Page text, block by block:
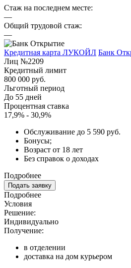
Стаж на последнем месте:
—
Общий трудовой стаж:
—
Кредитная карта ЛУКОЙЛ Банк
Лиц №2209
Кредитный лимит
800 000 руб.
Льготный период
До 55 дней
Процентная ставка
17,9% - 30,9%
Обслуживание до 5 590 руб.
Бонусы;
Возраст от 18 лет
Без справок о доходах
Подробнее
Подать заявку
Подробнее
Условия
Решение:
Индивидуально
Получение:
в отделении
доставка на дом курьером